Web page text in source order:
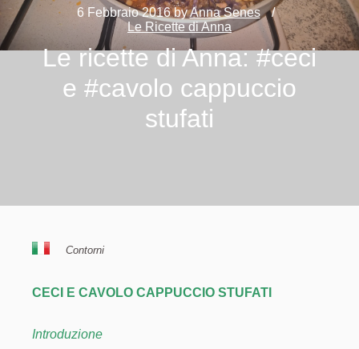
6 Febbraio 2016byAnna Senes
Le Ricette di Anna
Le ricette di Anna: #ceci
e #cavolo cappuccio
stufati
Contorni
CECI E CAVOLO CAPPUCCIO STUFATI
Introduzione